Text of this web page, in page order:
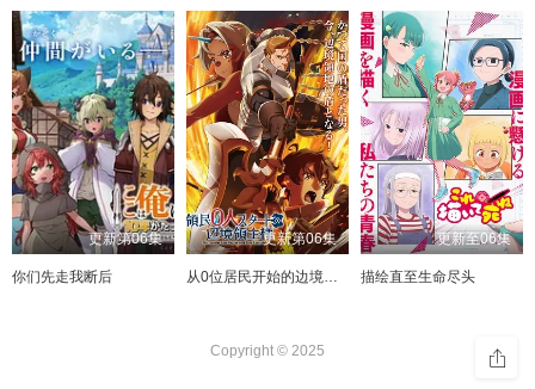
更新第06集
你们先走我断后
更新第06集
从0位居民开始的边境领主大人
更新至06集
描绘直至生命尽头
Copyright © 2025